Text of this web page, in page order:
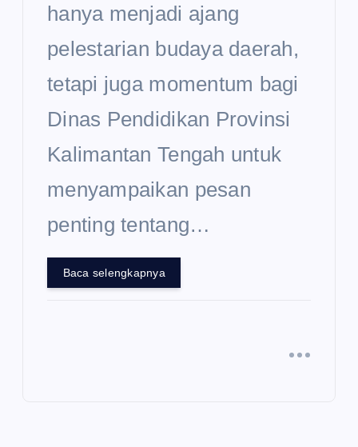
hanya menjadi ajang
pelestarian budaya daerah,
tetapi juga momentum bagi
Dinas Pendidikan Provinsi
Kalimantan Tengah untuk
menyampaikan pesan
penting tentang…
Baca selengkapnya